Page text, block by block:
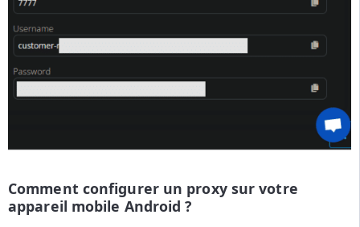
Comment configurer un proxy sur votre
appareil mobile Android ?